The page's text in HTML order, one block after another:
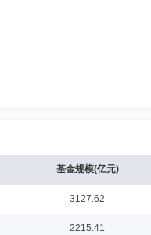
基金规模(亿元)
3127.62
2215.41